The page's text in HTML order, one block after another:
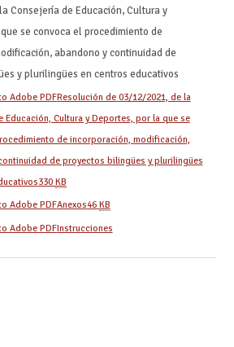
Consejería de Educación, Cultura y
se convoca el procedimiento de
abandono y continuidad de
y plurilingües en centros educativos
Resolución de 03/12/2021, de la
Educación, Cultura y Deportes, por la que se
de incorporación, modificación,
de proyectos bilingües y plurilingües
330 KB
Anexos46 KB
Instrucciones